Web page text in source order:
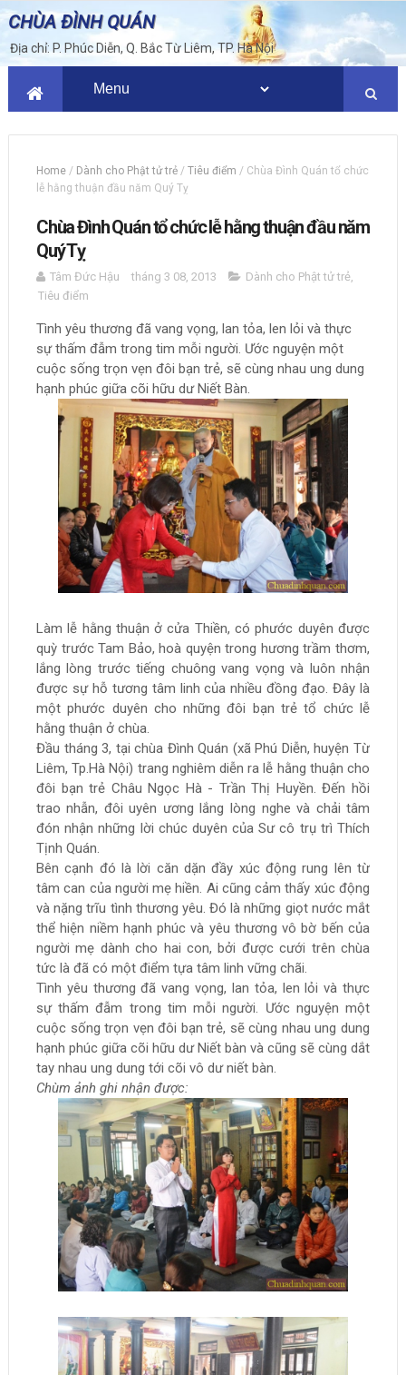
CHÙA ĐÌNH QUÁN
Địa chỉ: P. Phúc Diễn, Q. Bắc Từ Liêm, TP. Hà Nội
Home / Dành cho Phật tử trẻ / Tiêu điểm / Chùa Đình Quán tổ chức
lễ hằng thuận đầu năm Quý Tỵ
Chùa Đình Quán tổ chức lễ hằng thuận đầu năm
Quý Tỵ
Tâm Đức Hậu tháng 3 08, 2013 Dành cho Phật tử trẻ,
Tiêu điểm
Tình yêu thương đã vang vọng, lan tỏa, len lỏi và thực
sự thấm đẫm trong tim mỗi người. Ước nguyện một
cuộc sống trọn vẹn đôi bạn trẻ, sẽ cùng nhau ung dung
hạnh phúc giữa cõi hữu dư Niết Bàn.
Làm lễ hằng thuận ở cửa Thiền, có phước duyên được
quỳ trước Tam Bảo, hoà quyện trong hương trầm thơm,
lắng lòng trước tiếng chuông vang vọng và luôn nhận
được sự hỗ tương tâm linh của nhiều đồng đạo. Đây là
một phước duyên cho những đôi bạn trẻ tổ chức lễ
hằng thuận ở chùa.
Đầu tháng 3, tại chùa Đình Quán (xã Phú Diễn, huyện Từ
Liêm, Tp.Hà Nội) trang nghiêm diễn ra lễ hằng thuận cho
đôi bạn trẻ Châu Ngọc Hà - Trần Thị Huyền. Đến hồi
trao nhẫn, đôi uyên ương lắng lòng nghe và chải tâm
đón nhận những lời chúc duyên của Sư cô trụ trì Thích
Tịnh Quán.
Bên cạnh đó là lời căn dặn đầy xúc động rung lên từ
tâm can của người mẹ hiền. Ai cũng cảm thấy xúc động
và nặng trĩu tình thương yêu. Đó là những giọt nước mắt
thể hiện niềm hạnh phúc và yêu thương vô bờ bến của
người mẹ dành cho hai con, bởi được cưới trên chùa
tức là đã có một điểm tựa tâm linh vững chãi.
Tình yêu thương đã vang vọng, lan tỏa, len lỏi và thực
sự thấm đẫm trong tim mỗi người. Ước nguyện một
cuộc sống trọn vẹn đôi bạn trẻ, sẽ cùng nhau ung dung
hạnh phúc giữa cõi hữu dư Niết bàn và cũng sẽ cùng dắt
tay nhau ung dung tới cõi vô dư niết bàn.
Chùm ảnh ghi nhận được: